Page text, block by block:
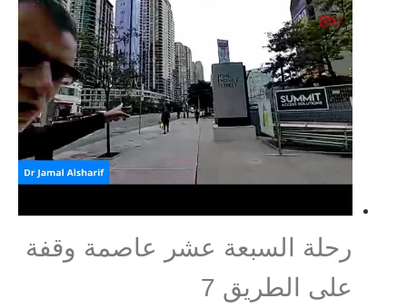
رحلة السبعة عشر عاصمة وقفة
على الطريق 7